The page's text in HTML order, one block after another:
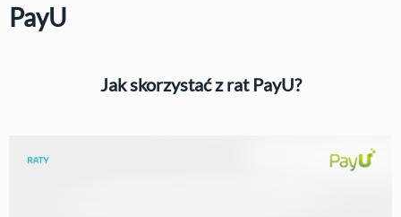
PayU
Jak skorzystać z rat PayU?